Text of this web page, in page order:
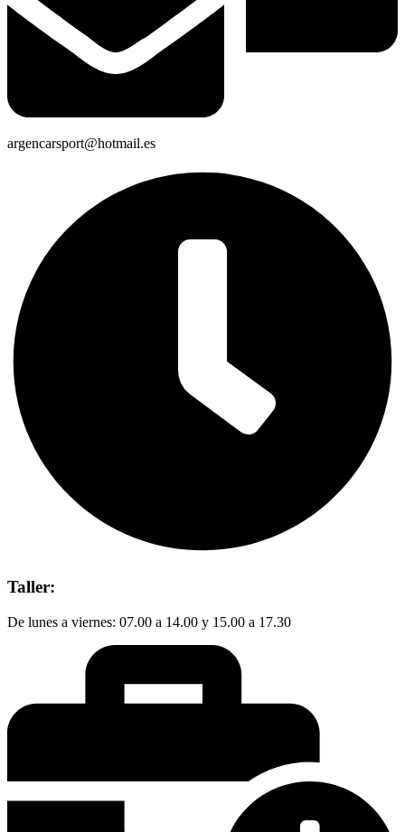
argencarsport@hotmail.es
Taller:
De lunes a viernes: 07.00 a 14.00 y 15.00 a 17.30